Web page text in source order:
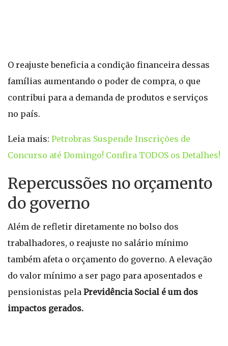
O reajuste beneficia a condição financeira dessas
famílias aumentando o poder de compra, o que
contribui para a demanda de produtos e serviços
no país.
Leia mais: Petrobras Suspende Inscrições de
Concurso até Domingo! Confira TODOS os Detalhes!
Repercussões no orçamento
do governo
Além de refletir diretamente no bolso dos
trabalhadores, o reajuste no salário mínimo
também afeta o orçamento do governo. A elevação
do valor mínimo a ser pago para aposentados e
pensionistas pela Previdência Social é um dos
impactos gerados.